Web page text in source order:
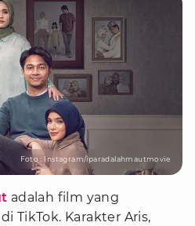
Foto : Instagram/iparadalahmautmovie
adalah film yang
TikTok. Karakter Aris,